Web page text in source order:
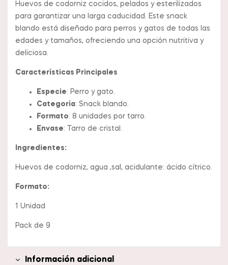
Huevos de codorniz cocidos, pelados y esterilizados
para garantizar una larga caducidad. Este snack
blando está diseñado para perros y gatos de todas las
edades y tamaños, ofreciendo una opción nutritiva y
deliciosa.
Características Principales
Especie: Perro y gato.
Categoría: Snack blando.
Formato: 8 unidades por tarro.
Envase: Tarro de cristal.
Ingredientes:
Huevos de codorniz, agua ,sal, acidulante: ácido cítrico.
Formato:
1 Unidad
Pack de 9
Información adicional